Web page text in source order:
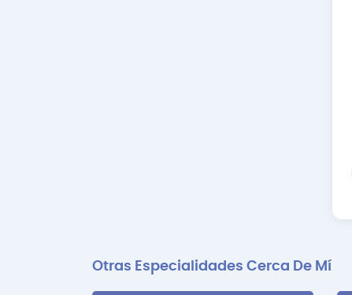
Otras Especialidades Cerca De Mí